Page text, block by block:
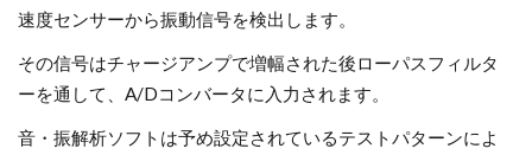
速度センサーから振動信号を検出します。
その信号はチャージアンプで増幅された後ローパスフィルタ
ーを通して、A/Dコンバータに入力されます。
音・振解析ソフトは予め設定されているテストパターンによ